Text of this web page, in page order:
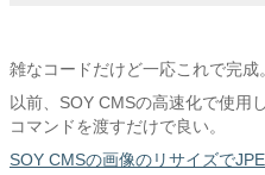
雑なコードだけど一応これで完成。
以前、SOY CMSの高速化で使用
コマンドを渡すだけで良い。
SOY CMSの画像のリサイズで